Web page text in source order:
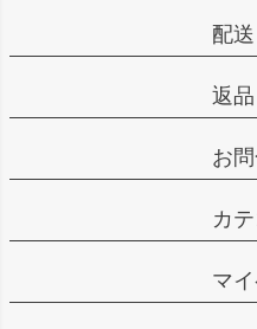
配
返
お
カ
マ